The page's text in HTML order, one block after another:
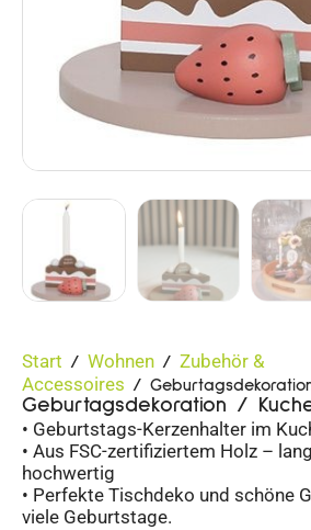
Start / Wohnen / Zubehör &
Accessoires /
Geburtagsdekoration /
• Geburtstags-Kerzenhalter im
• Aus FSC-zertifiziertem Holz –
hochwertig
• Perfekte Tischdeko und schöne
viele Geburtstage.